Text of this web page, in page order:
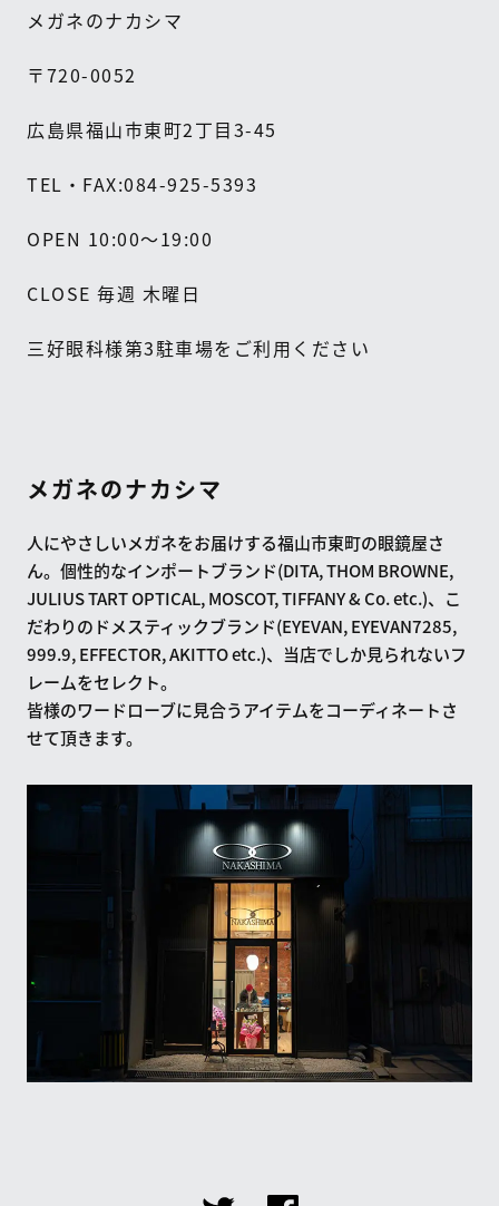
メガネのナカシマ
〒720-0052
広島県福山市東町2丁目3-45
TEL ・ FAX:084-925-5393
OPEN 10:00～19:00
CLOSE 毎週 木曜日
三好眼科様第3駐車場をご利用ください
メガネのナカシマ
人にやさしいメガネをお届けする福山市東町の眼鏡屋さ
ん。個性的なインポートブランド(DITA, THOM BROWNE,
JULIUS TART OPTICAL, MOSCOT, TIFFANY & Co. etc.)、こ
だわりのドメスティックブランド(EYEVAN, EYEVAN7285,
999.9, EFFECTOR, AKITTO etc.)、当店でしか見られないフ
レームをセレクト。
皆様のワードローブに見合うアイテムをコーディネートさ
せて頂きます。